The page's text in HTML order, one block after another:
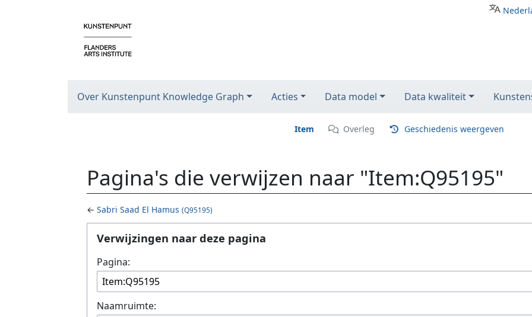
Over Kunstenpunt Knowledge Graph Acties Data model Data kwaliteit
Item Overleg Geschiedenis weergeven
Pagina's die verwijzen naar "Item:Q95195"
← Sabri Saad El Hamus (Q95195)
Ga naar:navigatie,zoeken
Verwijzingen naar deze pagina
Pagina:
Naamruimte: